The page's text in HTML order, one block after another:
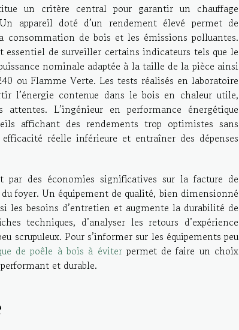
un critère central pour garantir un chauffage
appareil doté d’un rendement élevé permet de
consommation de bois et les émissions polluantes.
essentiel de surveiller certains indicateurs tels que le
nominale adaptée à la taille de la pièce ainsi
ou Flamme Verte. Les tests réalisés en laboratoire
l’énergie contenue dans le bois en chaleur utile,
L’ingénieur en performance énergétique
affichant des rendements trop optimistes sans
réelle inférieure et entraîner des dépenses
des économies significatives sur la facture de
foyer. Un équipement de qualité, bien dimensionné
les besoins d’entretien et augmente la durabilité de
techniques, d’analyser les retours d’expérience
scrupuleux. Pour s’informer sur les équipements peu
de poêle à bois à éviterpermet de faire un choix
et durable.